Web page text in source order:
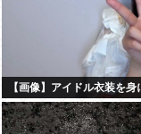
【画像】アイドル衣装を